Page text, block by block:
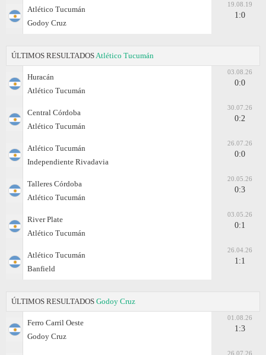
Atlético Tucumán
Godoy Cruz
19.08.19
1:0
ÚLTIMOS RESULTADOS Atlético Tucumán
Huracán
Atlético Tucumán
03.08.26
0:0
Central Córdoba
Atlético Tucumán
30.07.26
0:2
Atlético Tucumán
Independiente Rivadavia
26.07.26
0:0
Talleres Córdoba
Atlético Tucumán
20.05.26
0:3
River Plate
Atlético Tucumán
03.05.26
0:1
Atlético Tucumán
Banfield
26.04.26
1:1
ÚLTIMOS RESULTADOS Godoy Cruz
Ferro Carril Oeste
Godoy Cruz
01.08.26
1:3
26.07.26